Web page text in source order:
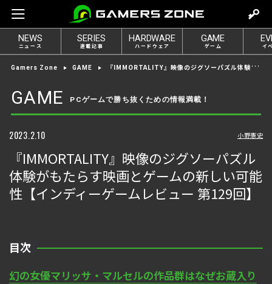
e
t
o
g
i
n
NEWS
ニュース
SERIES
連載記事
HARDWARE
ハードウェア
GAME
ゲーム イ
Gamers Zone GAME 『IMMORTALITY』映像のジグソーパズル体験がもたらす映画とゲームの新しい可能性【インディーゲームレビュー 第129回】
GAME PCゲームで勝ち抜くための情報満載！
2023.2.10 小野憲史
『IMMORTALITY』映像のジグソーパズル
体験がもたらす映画とゲームの新しい可能
性【インディーゲームレビュー 第129回】
目次
幻の女優マリッサ・マルセルの作品群はなぜお蔵入り